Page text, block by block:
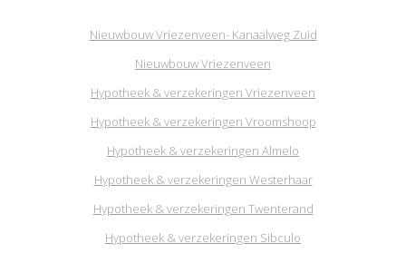
Nieuwbouw Vriezenveen- Kanaalweg Zuid
Nieuwbouw Vriezenveen
Hypotheek & verzekeringen Vriezenveen
Hypotheek & verzekeringen Vroomshoop
Hypotheek & verzekeringen Almelo
Hypotheek & verzekeringen Westerhaar
Hypotheek & verzekeringen Twenterand
Hypotheek & verzekeringen Sibculo